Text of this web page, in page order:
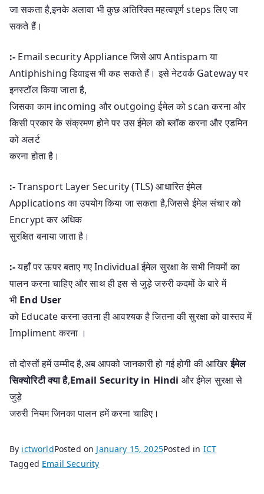
जा सकता है,इनके अलावा भी कुछ अतिरिक्त महत्वपूर्ण steps लिए जा
सकते हैं।
:- Email security Appliance जिसे आप Antispam या
Antiphishing डिवाइस भी कह सकते हैं। इसे नेटवर्क Gateway पर
इनस्टॉल किया जाता है,
जिसका काम incoming और outgoing ईमेल को scan करना और
किसी प्रकार के संक्रमण होने पर उस ईमेल को ब्लॉक करना और एडमिन
को अलर्ट
करना होता है।
:-Transport Layer Security (TLS) आधारित ईमेल
Applications का उपयोग किया जा सकता है,जिससे ईमेल संचार को
Encrypt कर अधिक
सुरक्षित बनाया जाता है।
:-यहाँ पर ऊपर बताए गए Individual ईमेल सुरक्षा के सभी नियमों का
पालन करना चाहिए और साथ ही इस से जुड़े जरुरी कदमों के बारे में
भी End User
को Educate करना उतना ही आवश्यक है जितना की सुरक्षा को वास्तव में
Impliment करना ।
तो दोस्तों हमें उम्मीद है,अब आपको जानकारी हो गई होगी की आखिरईमेल
सिक्योरिटीक्या है,Email Security in Hindi और ईमेल सुरक्षा से
जुड़े
जरुरी नियम जिनका पालन हमें करना चाहिए।
By ictworldPosted on January 15, 2025Posted in ICT
Tagged Email Security